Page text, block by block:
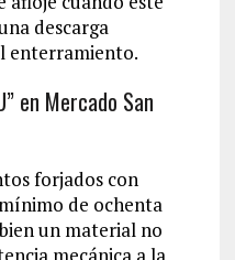
descarga
enterramiento.
en Mercado San
forjados con
de ochenta
un material no
mecánica a la